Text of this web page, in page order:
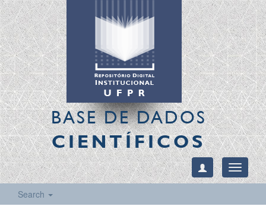
BASE DE DADOS
CIENTÍFICOS
Toggle
Search